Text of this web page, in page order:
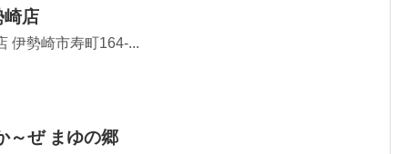
崎店
伊勢崎市寿町164-...
～ぜ まゆの郷